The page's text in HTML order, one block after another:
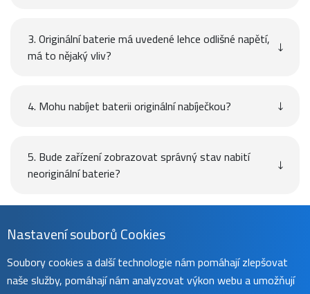
3. Originální baterie má uvedené lehce odlišné napětí,
má to nějaký vliv?
4. Mohu nabíjet baterii originální nabíječkou?
5. Bude zařízení zobrazovat správný stav nabití
neoriginální baterie?
Návod
Uživatelský manuál naleznete natéto stránce.
Nastavení souborů Cookies
Soubory cookies a další technologie nám pomáhají zlepšovat
naše služby, pomáhají nám analyzovat výkon webu a umožňují